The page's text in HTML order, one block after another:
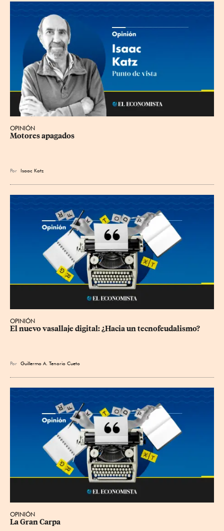
OPINIÓN
Motores apagados
Por Isaac Katz
OPINIÓN
El nuevo vasallaje digital: ¿Hacia un tecnofeudalismo?
Por Guillermo A. Tenorio Cueto
OPINIÓN
La Gran Carpa